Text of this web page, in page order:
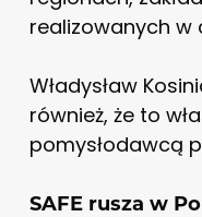
realizowanych w
Władysław
również, że to
pomysłodawcą
SAFE rusza w